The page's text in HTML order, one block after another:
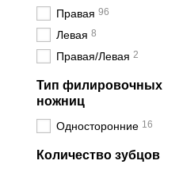
Правая 96
Левая 8
Правая/Левая 2
Тип филировочных
ножниц
Односторонние 16
Количество зубцов